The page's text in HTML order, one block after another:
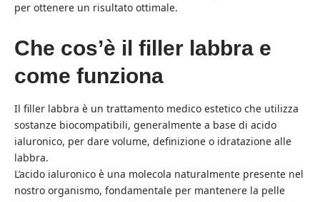
per ottenere un risultato ottimale.
Che cos’è il filler labbra e
come funziona
Il filler labbra è un trattamento medico estetico che utilizza
sostanze biocompatibili, generalmente a base di acido
ialuronico, per dare volume, definizione o idratazione alle
labbra.
L’acido ialuronico è una molecola naturalmente presente nel
nostro organismo, fondamentale per mantenere la pelle